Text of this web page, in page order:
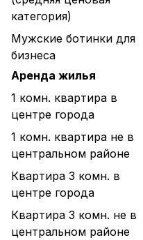
категория)
Мужские ботинки для
бизнеса
Аренда жилья
1 комн. квартира в
центре города
1 комн. квартира не в
центральном районе
Квартира 3 комн. в
центре города
Квартира 3 комн. не в
центральном районе